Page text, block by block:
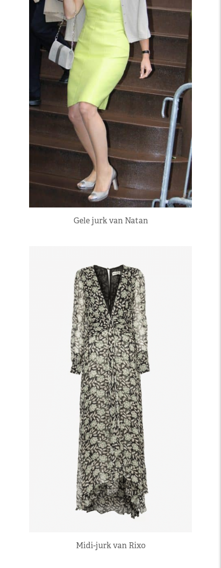
Gele jurk van Natan
Midi-jurk van Rixo